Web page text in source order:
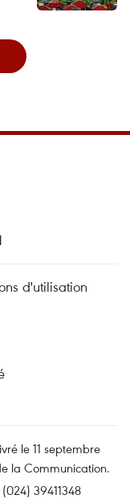
d'utilisation
le 11 septembre
la Communication.
39411348